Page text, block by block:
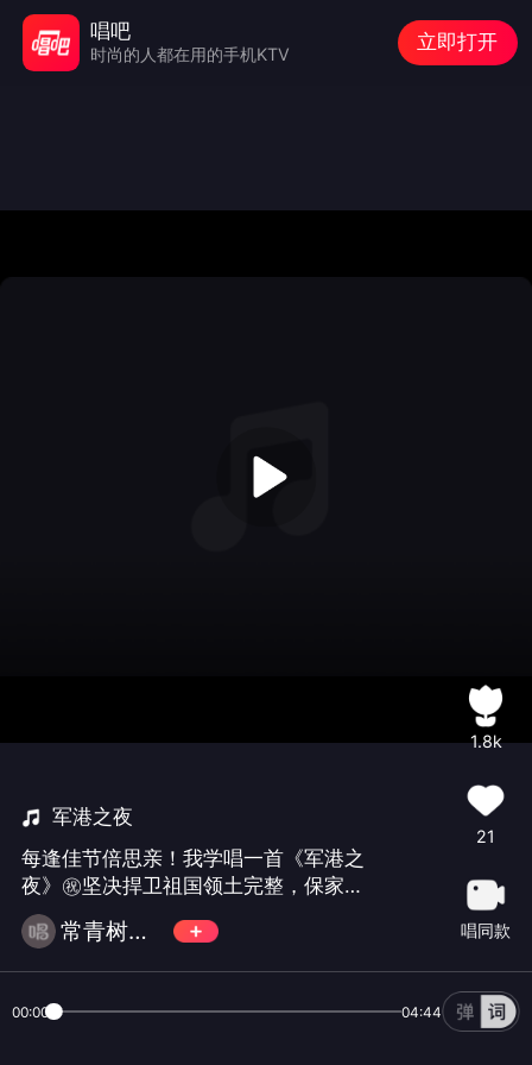
军港之夜
每逢佳节倍思亲！我学唱一首《军港之
夜》㊗️坚决捍卫祖国领土完整，保家卫
国，人民的守护神的三军将士们，五一
节快乐！㊗️支持我唱歌🎤的朋友们，五
一节快乐！平安一生，健康一生，快乐
常青树（不玩币微信）
1.8k
21
唱同款
00:00 04:44
唱吧
时尚的人都在用的手机KTV
立即打开